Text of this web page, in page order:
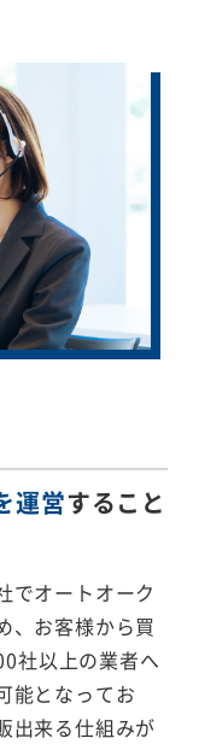
運営すること
でオートオーク
、お客様から買
社以上の業者へ
能となってお
出来る仕組みが